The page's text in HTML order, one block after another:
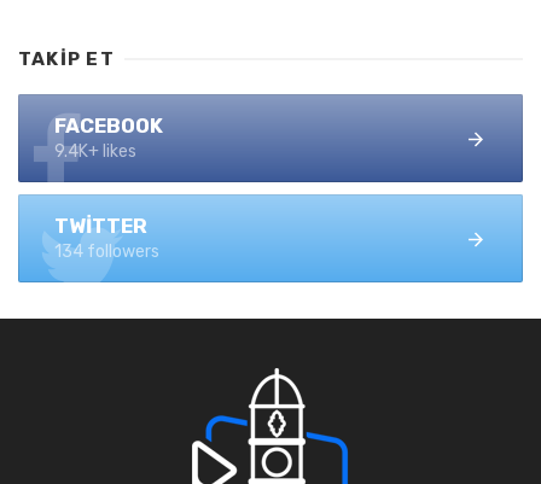
TAKIP ET
FACEBOOK
9.4K+ likes
TWITTER
134 followers